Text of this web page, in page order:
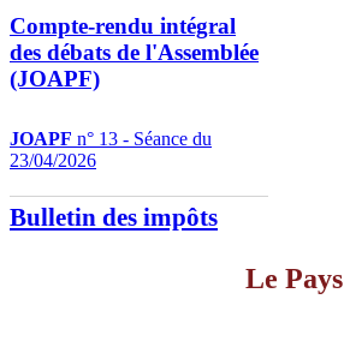
Compte-rendu intégral
des débats de l'Assemblée
(JOAPF)
JOAPF n° 13 - Séance du
23/04/2026
Bulletin des impôts
Le Pays